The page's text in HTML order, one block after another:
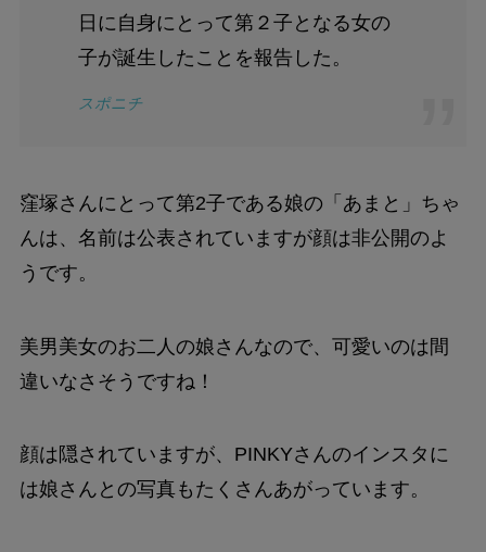
日に自身にとって第２子となる女の
子が誕生したことを報告した。
スポニチ
窪塚さんにとって第2子である娘の「あまと」ちゃ
んは、名前は公表されていますが顔は非公開のよ
うです。
美男美女のお二人の娘さんなので、可愛いのは間
違いなさそうですね！
顔は隠されていますが、PINKYさんのインスタに
は娘さんとの写真もたくさんあがっています。